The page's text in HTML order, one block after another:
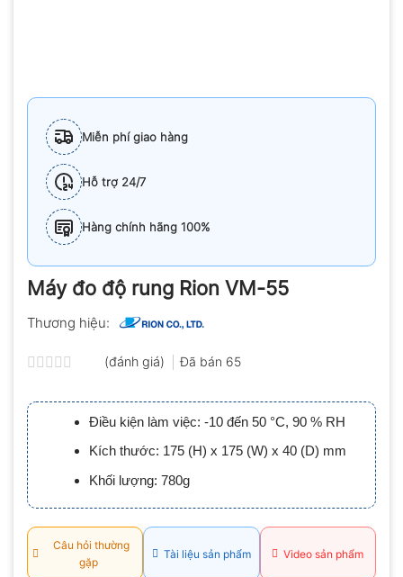
Miễn phí giao hàng
Hỗ trợ 24/7
Hàng chính hãng 100%
Máy đo độ rung Rion VM-55
Thương hiệu:
xếp
hạng
0.0
5
sao
(đánh giá) Đã bán 65
Điều kiện làm việc: -10 đến 50 °C, 90 % RH
Kích thước: 175 (H) x 175 (W) x 40 (D) mm
Khối lượng: 780g
Câu hỏi thường
gặp
Tài liệu sản phẩm Video sản phẩm